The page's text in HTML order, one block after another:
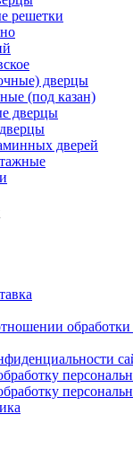
решетки
дверцы
(под казан)
дверцы
дверей